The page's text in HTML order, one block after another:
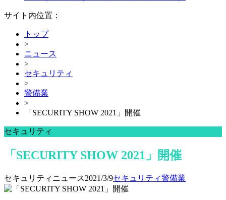
サイト内位置：
トップ
>
ニュース
>
セキュリティ
>
警備業
>
「SECURITY SHOW 2021」開催
セキュリティ
「SECURITY SHOW 2021」開催
セキュリティニュース2021/3/9セキュリティ警備業